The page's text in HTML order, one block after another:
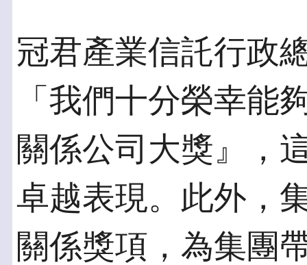
冠君產業信託行政
「我們十分榮幸能
關係公司大獎』，
卓越表現。此外，
關係獎項，為集團